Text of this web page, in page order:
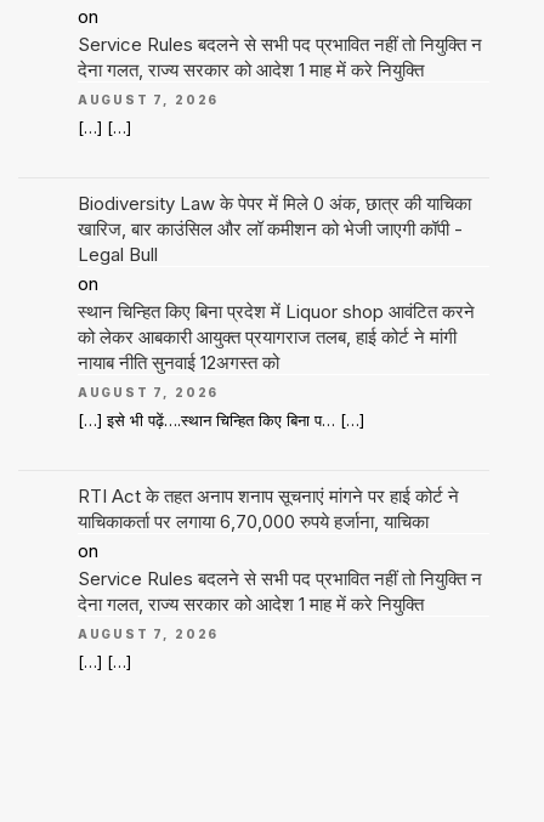
on
Service Rules बदलने से सभी पद प्रभावित नहीं तो नियुक्ति न
देना गलत, राज्य सरकार को आदेश 1 माह में करे नियुक्ति
AUGUST 7, 2026
[…] […]
Biodiversity Law के पेपर में मिले 0 अंक, छात्र की याचिका
खारिज, बार काउंसिल और लॉ कमीशन को भेजी जाएगी कॉपी -
Legal Bull
on
स्थान चिन्हित किए बिना प्रदेश में Liquor shop आवंटित करने
को लेकर आबकारी आयुक्त प्रयागराज तलब, हाई कोर्ट ने मांगी
नायाब नीति सुनवाई 12अगस्त को
AUGUST 7, 2026
[…] इसे भी पढ़ें….स्थान चिन्हित किए बिना प… […]
RTI Act के तहत अनाप शनाप सूचनाएं मांगने पर हाई कोर्ट ने
याचिकाकर्ता पर लगाया 6,70,000 रुपये हर्जाना, याचिका
on
Service Rules बदलने से सभी पद प्रभावित नहीं तो नियुक्ति न
देना गलत, राज्य सरकार को आदेश 1 माह में करे नियुक्ति
AUGUST 7, 2026
[…] […]